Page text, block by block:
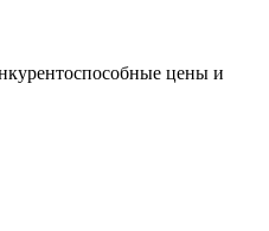
цены и